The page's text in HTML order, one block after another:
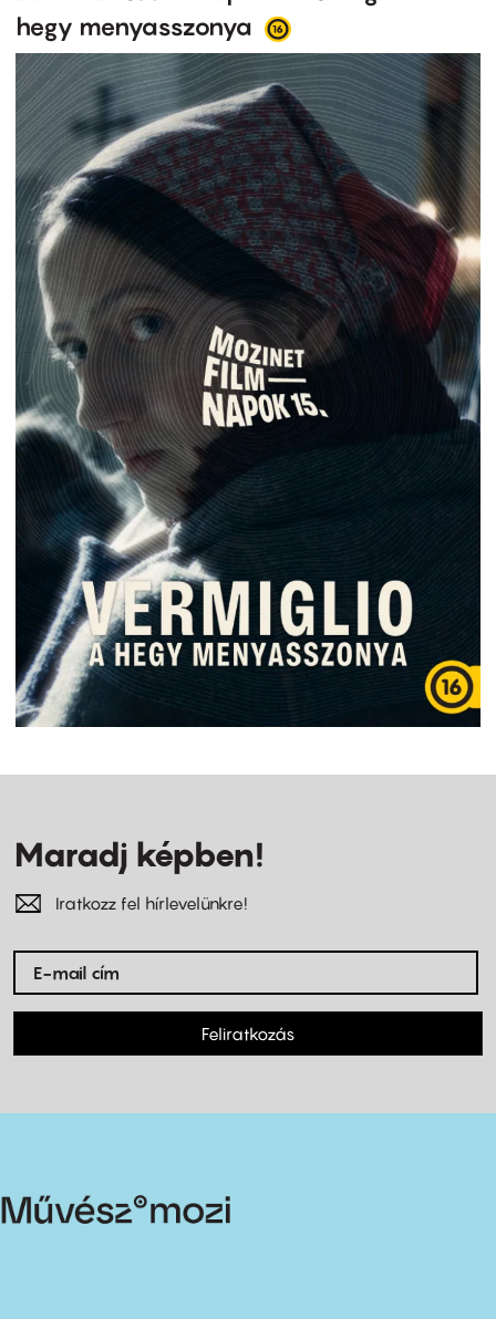
hegy menyasszonya
Maradj képben!
Iratkozz fel hírlevelünkre!
Feliratkozás